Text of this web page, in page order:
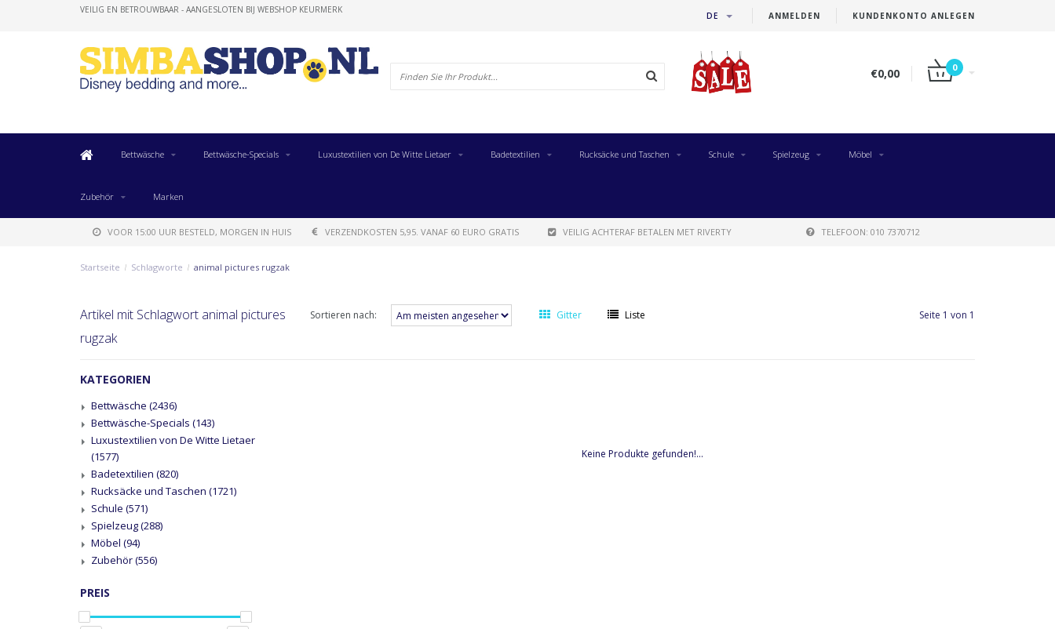
ANMELDEN KUNDENKONTO ANLEGEN
DE
VEILIG EN BETROUWBAAR - AANGESLOTEN BIJ WEBSHOP KEURMERK
€0,00 0
Bettwäsche Bettwäsche-Specials Luxustextilien von De Witte Lietaer Badetextilien Rucksäcke und Taschen Schule Spielzeug Möbel
Zubehör Marken
VOOR 15:00 UUR BESTELD, MORGEN IN HUIS VERZENDKOSTEN 5,95. VANAF 60 EURO GRATIS VEILIG ACHTERAF BETALEN MET RIVERTY TELEFOON: 010 7370712
Startseite / Schlagworte / animal pictures rugzak
Artikel mit Schlagwort animal pictures
rugzak
Sortieren nach: Gitter Liste Seite 1 von 1
KATEGORIEN
Bettwäsche (2436)
Bettwäsche-Specials (143)
Luxustextilien von De Witte Lietaer
(1577)
Badetextilien (820)
Rucksäcke und Taschen (1721)
Schule (571)
Spielzeug(288)
Möbel (94)
Zubehör(556)
PREIS
Keine Produkte gefunden!...